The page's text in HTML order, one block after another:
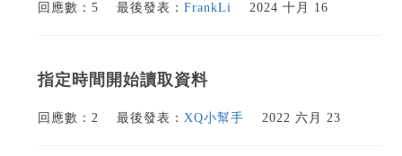
回應數：5 最後發表： FrankLi 2024 十月 16
指定時間開始讀取資料
回應數：2 最後發表： XQ小幫手 2022 六月 23